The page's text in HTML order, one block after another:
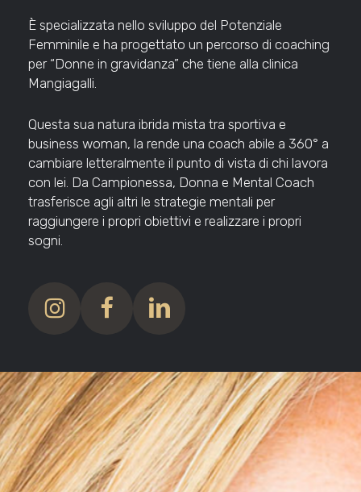
È specializzata nello sviluppo del Potenziale
Femminile e ha progettato un percorso di coaching
per “Donne in gravidanza” che tiene alla clinica
Mangiagalli.
Questa sua natura ibrida mista tra sportiva e
business woman, la rende una coach abile a 360° a
cambiare letteralmente il punto di vista di chi lavora
con lei. Da Campionessa, Donna e Mental Coach
trasferisce agli altri le strategie mentali per
raggiungere i propri obiettivi e realizzare i propri
sogni.